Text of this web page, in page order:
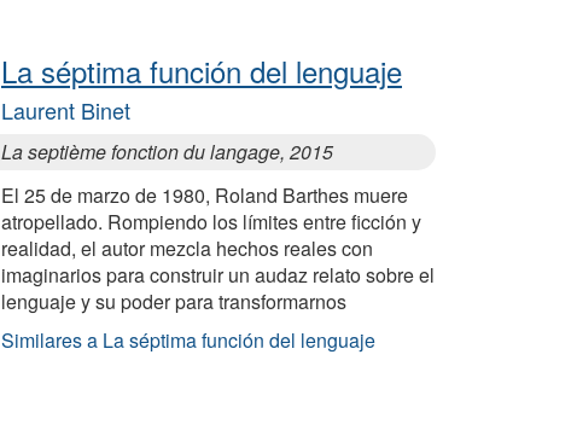
La séptima función del lenguaje
Laurent Binet
La septième fonction du langage, 2015
El 25 de marzo de 1980, Roland Barthes muere
atropellado. Rompiendo los límites entre ficción y
realidad, el autor mezcla hechos reales con
imaginarios para construir un audaz relato sobre el
lenguaje y su poder para transformarnos
Similares a La séptima función del lenguaje